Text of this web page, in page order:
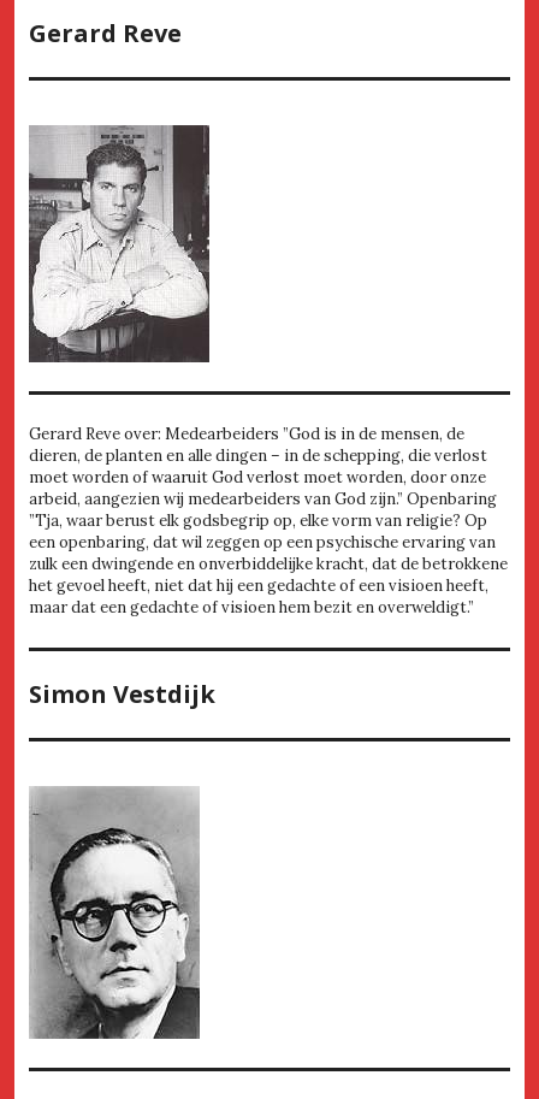
Gerard Reve
Gerard Reve over: Medearbeiders ”God is in de mensen, de
dieren, de planten en alle dingen – in de schepping, die verlost
moet worden of waaruit God verlost moet worden, door onze
arbeid, aangezien wij medearbeiders van God zijn.” Openbaring
”Tja, waar berust elk godsbegrip op, elke vorm van religie? Op
een openbaring, dat wil zeggen op een psychische ervaring van
zulk een dwingende en onverbiddelijke kracht, dat de betrokkene
het gevoel heeft, niet dat hij een gedachte of een visioen heeft,
maar dat een gedachte of visioen hem bezit en overweldigt.”
Simon Vestdijk